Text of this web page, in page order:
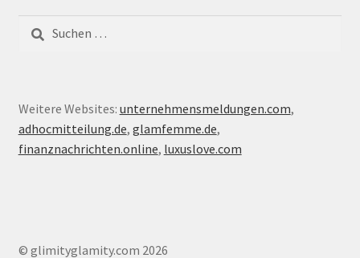
Suche
nach:
Weitere Websites: unternehmensmeldungen.com,
adhocmitteilung.de, glamfemme.de,
finanznachrichten.online, luxuslove.com
© glimityglamity.com 2026